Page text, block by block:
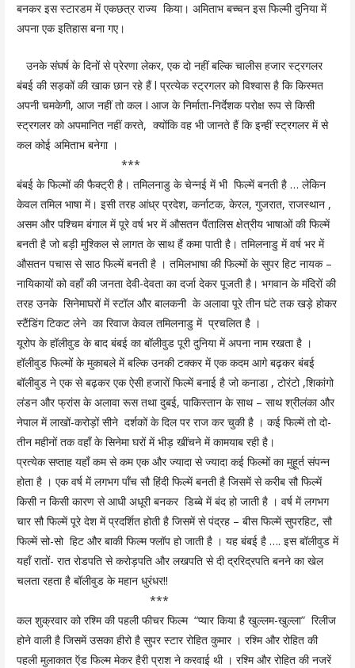
बनकर इस स्टारडम में एकछत्र राज्य किया। अमिताभ बच्चन इस फिल्मी दुनिया में
अपना एक इतिहास बना गए।
उनके संघर्ष के दिनों से प्रेरणा लेकर, एक दो नहीं बल्कि चालीस हजार स्ट्रगलर
बंबई की सड़कों की खाक छान रहे हैं l प्रत्येक स्ट्रगलर को विश्वास है कि किस्मत
अपनी चमकेगी, आज नहीं तो कल I आज के निर्माता-निर्देशक परोक्ष रूप से किसी
स्ट्रगलर को अपमानित नहीं करते, क्योंकि वह भी जानते हैं कि इन्हीं स्ट्रगलर में से
कल कोई अमिताभ बनेगा ।
***
बंबई के फिल्मों की फैक्ट्री है। तमिलनाडु के चेन्नई में भी फिल्में बनती है … लेकिन
केवल तमिल भाषा में। इसी तरह आंध्र प्रदेश, कर्नाटक, केरल, गुजरात, राजस्थान ,
असम और पश्चिम बंगाल में पूरे वर्ष भर में औसतन पैंतालिस क्षेत्रीय भाषाओं की फिल्में
बनती है जो बड़ी मुश्किल से लागत के साथ हैं कमा पाती है। तमिलनाडु में वर्ष भर में
औसतन पचास से साठ फिल्में बनती है । तमिलभाषा की फिल्मों के सुपर हिट नायक –
नायिकायों को वहाँ की जनता देवी-देवता का दर्जा देकर पूजती है। भगवान के मंदिरों की
तरह उनके सिनेमाघरों में स्टॉल और बालकनी के अलावा पूरे तीन घंटे तक खड़े होकर
स्टैंडिंग टिकट लेने का रिवाज केवल तमिलनाडु में प्रचलित है ।
यूरोप के हॉलीवुड के बाद बंबई का बॉलीवुड पूरी दुनिया में अपना नाम रखता है ।
हॉलीवुड फिल्मों के मुकाबले में बल्कि उनकी टक्कर में एक कदम आगे बढ़कर बंबई
बॉलीवुड ने एक से बढ़कर एक ऐसी हजारों फिल्में बनाई है जो कनाडा , टोरंटो ,शिकांगो
लंडन और फ्रांस के अलावा रूस तथा दुबई, पाकिस्तान के साथ – साथ श्रीलंका और
नेपाल में लाखों-करोड़ों सीने दर्शकों के दिल पर राज कर चुकी है । कई फिल्में तो दो-
तीन महीनों तक वहाँ के सिनेमा घरों में भीड़ खींचने में कामयाब रही है।
प्रत्येक सप्ताह यहाँ कम से कम एक और ज्यादा से ज्यादा कई फिल्मों का मुहूर्त संपन्न
होता है । एक वर्ष में लगभग पाँच सौ हिंदी फिल्में बनती है जिसमें से करीब सौ फिल्में
किसी न किसी कारण से आधी अधूरी बनकर डिब्बे में बंद हो जाती है । वर्ष में लगभग
चार सौ फिल्में पूरे देश में प्रदर्शित होती है जिसमें से पंद्रह – बीस फिल्में सुपरहिट, सौ
फिल्में सो-सो हिट और बाकी फिल्म फ्लॉप हो जाती है । यह बंबई है …. इस बॉलीवुड में
यहाँ रातों- रात रोडपति से करोड़पति और लखपति से दी द्ररिद्रपति बनने का खेल
चलता रहता है बॉलीवुड के महान धुरंधर!!
***
कल शुक्रवार को रश्मि की पहली फीचर फिल्म “प्यार किया है खुल्लम-खुल्ला” रिलीज
होने वाली है जिसमें उसका हीरो है सुपर स्टार रोहित कुमार । रश्मि और रोहित की
पहली मुलाकात ऍड फिल्म मेकर हैरी प्राश ने करवाई थी । रश्मि और रोहित की नजरें